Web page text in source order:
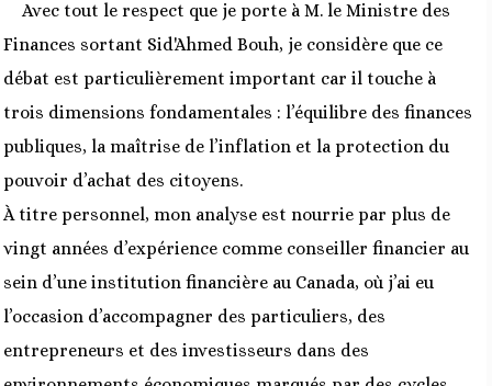
Avec tout le respect que je porte à M. le Ministre des
Finances sortant Sid'Ahmed Bouh, je considère que ce
débat est particulièrement important car il touche à
trois dimensions fondamentales : l’équilibre des finances
publiques, la maîtrise de l’inflation et la protection du
pouvoir d’achat des citoyens.
À titre personnel, mon analyse est nourrie par plus de
vingt années d’expérience comme conseiller financier au
sein d’une institution financière au Canada, où j’ai eu
l’occasion d’accompagner des particuliers, des
entrepreneurs et des investisseurs dans des